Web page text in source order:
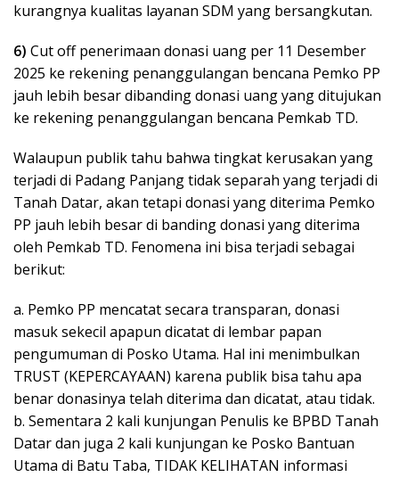
kurangnya kualitas layanan SDM yang bersangkutan.
6) Cut off penerimaan donasi uang per 11 Desember
2025 ke rekening penanggulangan bencana Pemko PP
jauh lebih besar dibanding donasi uang yang ditujukan
ke rekening penanggulangan bencana Pemkab TD.
Walaupun publik tahu bahwa tingkat kerusakan yang
terjadi di Padang Panjang tidak separah yang terjadi di
Tanah Datar, akan tetapi donasi yang diterima Pemko
PP jauh lebih besar di banding donasi yang diterima
oleh Pemkab TD. Fenomena ini bisa terjadi sebagai
berikut:
a. Pemko PP mencatat secara transparan, donasi
masuk sekecil apapun dicatat di lembar papan
pengumuman di Posko Utama. Hal ini menimbulkan
TRUST (KEPERCAYAAN) karena publik bisa tahu apa
benar donasinya telah diterima dan dicatat, atau tidak.
b. Sementara 2 kali kunjungan Penulis ke BPBD Tanah
Datar dan juga 2 kali kunjungan ke Posko Bantuan
Utama di Batu Taba, TIDAK KELIHATAN informasi